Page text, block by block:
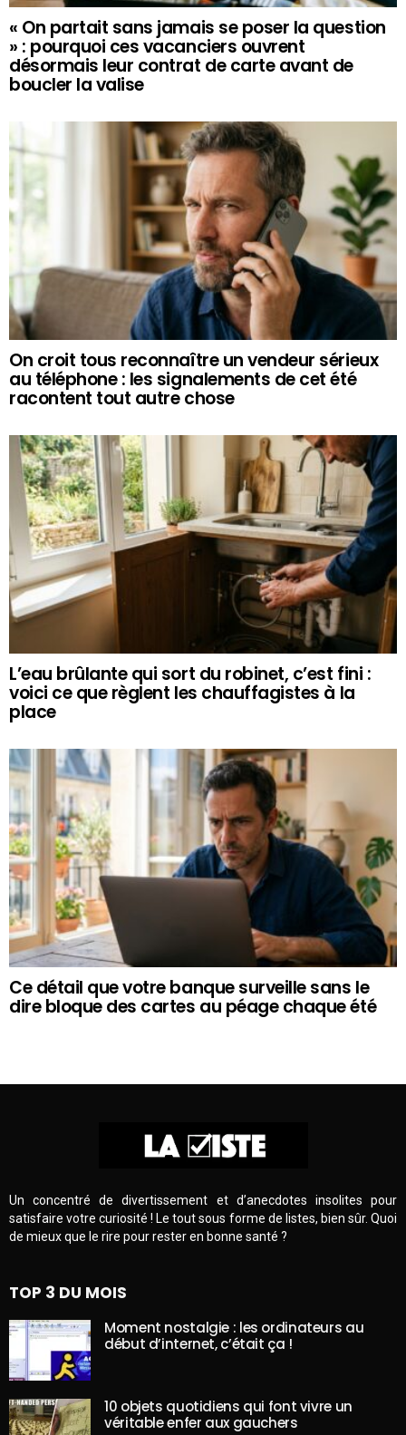
« On partait sans jamais se poser la question
» : pourquoi ces vacanciers ouvrent
désormais leur contrat de carte avant de
boucler la valise
On croit tous reconnaître un vendeur sérieux
au téléphone : les signalements de cet été
racontent tout autre chose
L’eau brûlante qui sort du robinet, c’est fini :
voici ce que règlent les chauffagistes à la
place
Ce détail que votre banque surveille sans le
dire bloque des cartes au péage chaque été
Un concentré de divertissement et d’anecdotes insolites pour
satisfaire votre curiosité ! Le tout sous forme de listes, bien sûr. Quoi
de mieux que le rire pour rester en bonne santé ?
TOP 3 DU MOIS
Moment nostalgie : les ordinateurs au
début d’internet, c’était ça !
10 objets quotidiens qui font vivre un
véritable enfer aux gauchers